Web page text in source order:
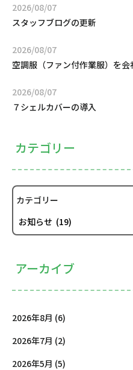
スタッフブログの更新
2026/08/07
空調服（ファン付作業服）を
2026/08/07
７シェルカバーの導入
2026/08/07
カテゴリー
カテゴリー
アーカイブ
2026年8月 (6)
2026年7月 (2)
2026年5月 (5)